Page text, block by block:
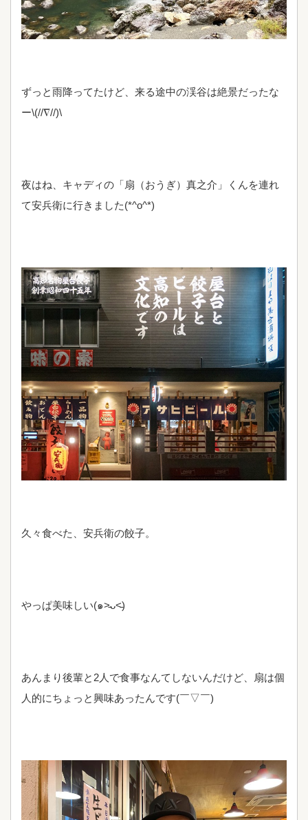
ずっと雨降ってたけど、来る途中の渓谷は絶景だったな
ー\(//∇//)\
夜はね、キャディの「扇（おうぎ）真之介」くんを連れ
て安兵衛に行きました(*^o^*)
久々食べた、安兵衛の餃子。
やっぱ美味しい(๑˃̵ᴗ˂̵)
あんまり後輩と2人で食事なんてしないんだけど、扇は個
人的にちょっと興味あったんです(￣▽￣)